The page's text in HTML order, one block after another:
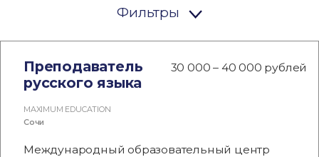
Фильтры
Преподаватель
русского языка
30 000 – 40 000 рублей
MAXIMUM EDUCATION
Сочи
Международный образовательный центр